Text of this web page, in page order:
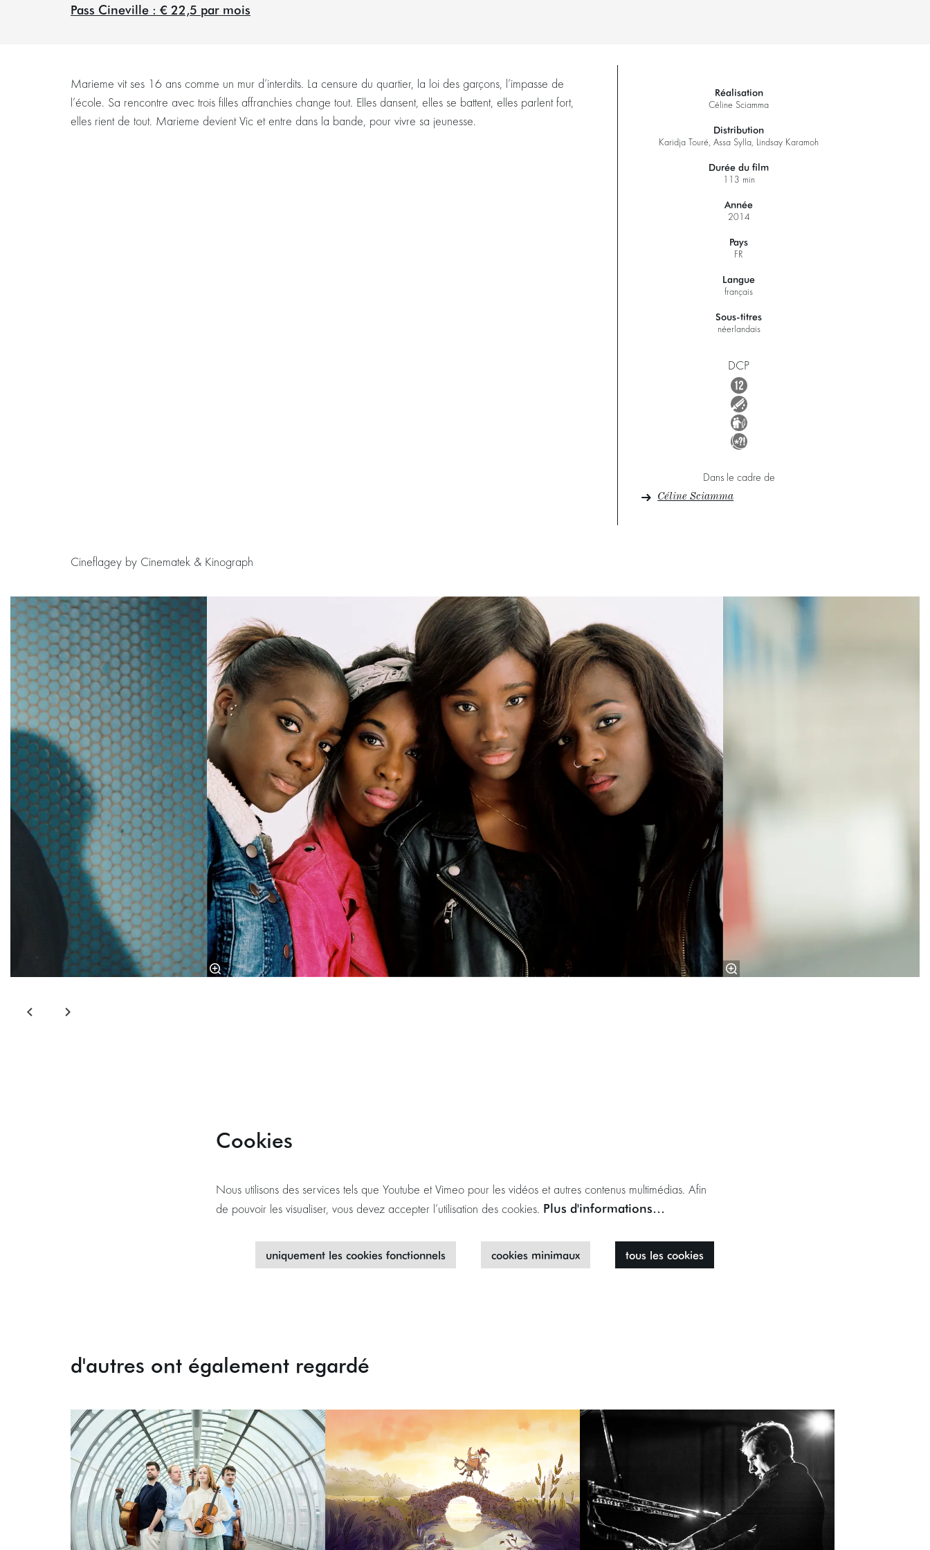
Pass Cineville : € 22,5 par mois
Marieme vit ses 16 ans comme un mur d’interdits. La censure du quartier, la loi des garçons, l’impasse de
l’école. Sa rencontre avec trois filles affranchies change tout. Elles dansent, elles se battent, elles parlent fort,
elles rient de tout. Marieme devient Vic et entre dans la bande, pour vivre sa jeunesse.
Réalisation
Céline Sciamma
Distribution
Karidja Touré, Assa Sylla, Lindsay Karamoh
Durée du film
113 min
Année
2014
Pays
FR
Langue
français
Sous-titres
néerlandais
DCP
Dans le cadre de
Céline Sciamma
Cineflagey by Cinematek & Kinograph
Passer
Cookies
Nous utilisons des services tels que Youtube et Vimeo pour les vidéos et autres contenus multimédias. Afin
de pouvoir les visualiser, vous devez accepter l’utilisation des cookies. Plus d'informations…
uniquement les cookies fonctionnels cookies minimaux tous les cookies
d'autres ont également regardé